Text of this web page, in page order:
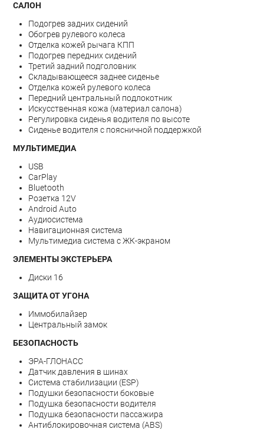
САЛОН
Подогрев задних сидений
Обогрев рулевого колеса
Отделка кожей рычага КПП
Подогрев передних сидений
Третий задний подголовник
Складывающееся заднее сиденье
Отделка кожей рулевого колеса
Передний центральный подлокотник
Искусственная кожа (материал салона)
Регулировка сиденья водителя по высоте
Сиденье водителя с поясничной поддержкой
МУЛЬТИМЕДИА
USB
CarPlay
Bluetooth
Розетка 12V
Android Auto
Аудиосистема
Навигационная система
Мультимедиа система с ЖК-экраном
ЭЛЕМЕНТЫ ЭКСТЕРЬЕРА
Диски 16
ЗАЩИТА ОТ УГОНА
Иммобилайзер
Центральный замок
БЕЗОПАСНОСТЬ
ЭРА-ГЛОНАСС
Датчик давления в шинах
Система стабилизации (ESP)
Подушки безопасности боковые
Подушка безопасности водителя
Подушка безопасности пассажира
Антиблокировочная система (ABS)